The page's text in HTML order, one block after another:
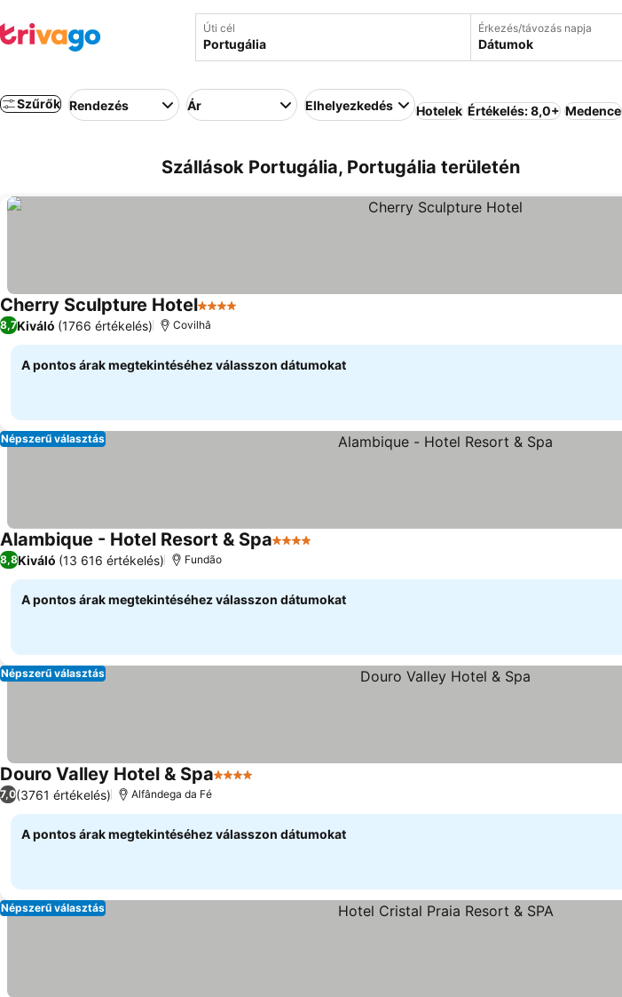
Úti cél Érkezés/távozás napja
Dátumok
Szűrők Rendezés Ár Elhelyezkedés Hotelek Értékelés: 8,0+ Medence
Szállások Portugália, Portugália területén
Cherry Sculpture Hotel4 Kategória
8,7Kiváló (1766 értékelés) Covilhâ
A pontos árak megtekintéséhez válasszon dátumokat
Népszerű választás
Alambique - Hotel Resort & Spa4 Kategória
8,8Kiváló (13 616 értékelés) Fundão
A pontos árak megtekintéséhez válasszon dátumokat
Népszerű választás
Douro Valley Hotel & Spa4 Kategória
7,0(3761 értékelés) Alfândega da Fé
A pontos árak megtekintéséhez válasszon dátumokat
Népszerű választás